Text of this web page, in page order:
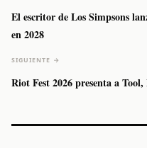
El escritor de Los Simpsons
en 2028
SIGUIENTE →
Riot Fest 2026 presenta a